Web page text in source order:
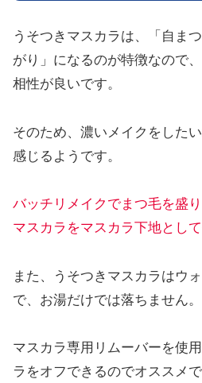
うそつきマスカラは、「自ま
がり」になるのが特徴なので
相性が良いです。
そのため、濃いメイクをした
感じるようです。
バッチリメイクでまつ毛を盛
マスカラをマスカラ下地とし
また、うそつきマスカラはウ
で、お湯だけでは落ちません。
マスカラ専用リムーバーを使
ラをオフできるのでオススメ